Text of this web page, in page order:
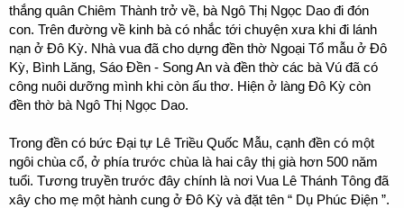
thắng quân Chiêm Thành trở về, bà Ngô Thị Ngọc Dao đi đón
con. Trên đường về kinh bà có nhắc tới chuyện xưa khi đi lánh
nạn ở Đô Kỳ. Nhà vua đã cho dựng đền thờ Ngoại Tổ mẫu ở Đô
Kỳ, Bình Lăng, Sáo Đền - Song An và đền thờ các bà Vú đã có
công nuôi dưỡng mình khi còn ấu thơ. Hiện ở làng Đô Kỳ còn
đền thờ bà Ngô Thị Ngọc Dao.
Trong đền có bức Đại tự Lê Triều Quốc Mẫu, cạnh đền có một
ngôi chùa cổ, ở phía trước chùa là hai cây thị già hơn 500 năm
tuổi. Tương truyền trước đây chính là nơi Vua Lê Thánh Tông đã
xây cho mẹ một hành cung ở Đô Kỳ và đặt tên “ Dụ Phúc Điện ”.